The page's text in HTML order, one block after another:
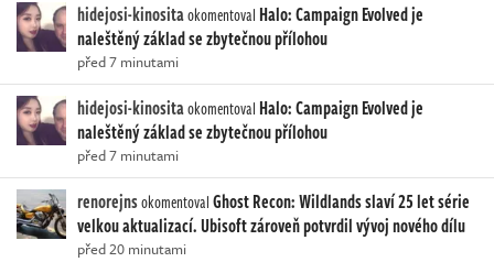
hidejosi-kinositaokomentoval Halo: Campaign Evolved je
naleštěný základ se zbytečnou přílohou
před 7 minutami
hidejosi-kinositaokomentoval Halo: Campaign Evolved je
naleštěný základ se zbytečnou přílohou
před 7 minutami
renorejnsokomentovalGhost Recon: Wildlands slaví 25 let série
velkou aktualizací. Ubisoft zároveň potvrdil vývoj nového dílu
před 20 minutami